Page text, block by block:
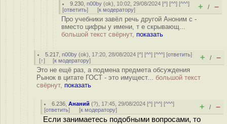
9.230 ,n00by (ok), 10:02, 29/08/2024 [^] [^^] [^^^]
[ответить] [к модератору] + / –
Про учебники завёл речь другой Аноним с -
вместо цифры у имени, т е скрывающ...
большой текст свёрнут, показать
5.217 ,n00by (ok), 17:20, 28/08/2024 [^] [^^] [^^^] [ответить]
[↑] [к модератору] + / –
Это не ещё раз, а подмена предмета обсуждения
Рынок в цитате ГОСТ - это имущест... большой текст
свёрнут, показать
6.236 ,Ананий (?), 17:45, 29/08/2024 [^] [^^] [^^^]
[ответить] [к модератору] + / –
Если занимаетесь подобными вопросами, то